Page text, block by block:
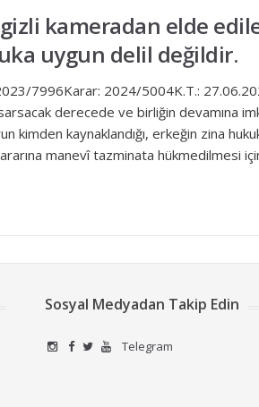
kameradan elde
uygun delil değildir.
7996Karar: 2024/5004K.T.:
derecede ve birliğin devamına
kimden kaynaklandığı, erkeğin zina
manevî tazminata hükmedilmesi
Sosyal Medyadan Takip Edin
Telegram